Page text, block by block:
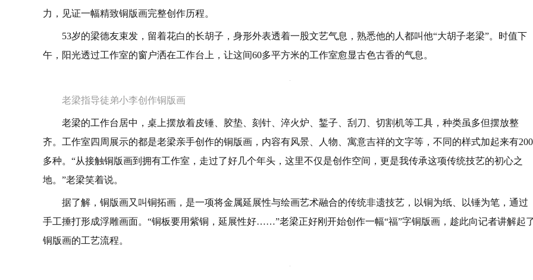
力，见证一幅精致铜版画完整创作历程。
53岁的梁德友束发，留着花白的长胡子，身形外表透着一股文艺气息，熟悉他的人都叫他“大胡子老梁”。时值下
午，阳光透过工作室的窗户洒在工作台上，让这间60多平方米的工作室愈显古色古香的气息。
老梁指导徒弟小李创作铜版画
老梁的工作台居中，桌上摆放着皮锤、胶垫、刻针、淬火炉、錾子、刮刀、切割机等工具，种类虽多但摆放整
齐。工作室四周展示的都是老梁亲手创作的铜版画，内容有风景、人物、寓意吉祥的文字等，不同的样式加起来有200
多种。“从接触铜版画到拥有工作室，走过了好几个年头，这里不仅是创作空间，更是我传承这项传统技艺的初心之
地。”老梁笑着说。
据了解，铜版画又叫铜拓画，是一项将金属延展性与绘画艺术融合的传统非遗技艺，‌以铜为纸、以锤为笔‌，通过
手工捶打形成浮雕画面。“铜板要用紫铜，延展性好……”老梁正好刚开始创作一幅“福”字铜版画，趁此向记者讲解起
铜版画的工艺流程。